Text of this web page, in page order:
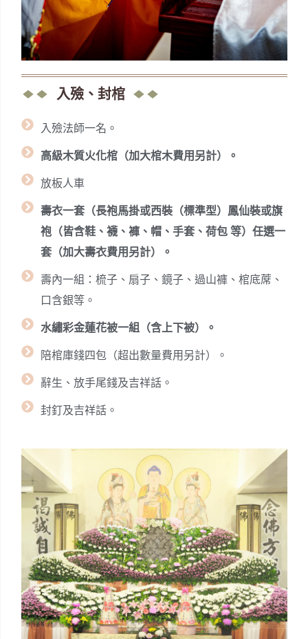
入殮、封棺
入殮法師一名。
高級木質火化棺（加大棺木費用另計）。
放板人車
壽衣一套（長袍馬掛或西裝（標準型）鳳仙裝或旗
袍（皆含鞋、襪、褲、帽、手套、荷包 等）任選一
套（加大壽衣費用另計）。
壽內一組：梳子、扇子、鏡子、過山褲、棺底蓆、
口含銀等。
水繡彩金蓮花被一組（含上下被）。
陪棺庫錢四包（超出數量費用另計）。
辭生、放手尾錢及吉祥話。
封釘及吉祥話。